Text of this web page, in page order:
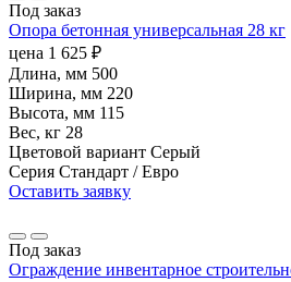
Под заказ
Опора бетонная универсальная 28 кг
цена 1 625 ₽
Длина, мм 500
Ширина, мм 220
Высота, мм 115
Вес, кг 28
Цветовой вариант Серый
Серия Стандарт / Евро
Оставить заявку
Под заказ
Ограждение инвентарное